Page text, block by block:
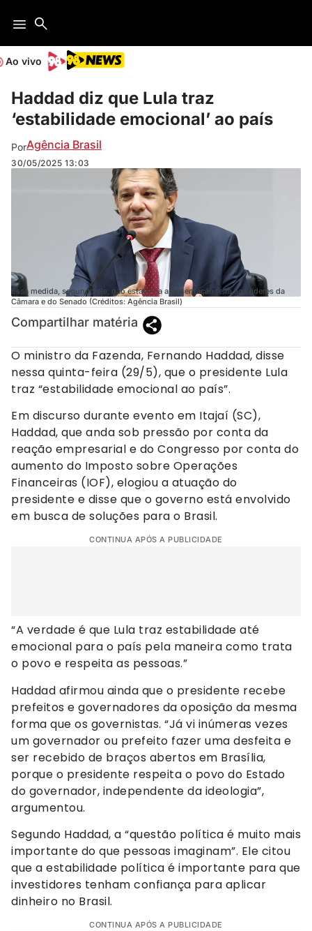
Ao vivo
Haddad diz que Lula traz
‘estabilidade emocional’ ao país
PorAgência Brasil
30/05/2025 13:03
Essa medida, segundo ele, não estava na apresentação feita aos líderes da
Câmara e do Senado (Créditos: Agência Brasil)
Compartilhar matéria
O ministro da Fazenda, Fernando Haddad, disse
nessa quinta-feira (29/5), que o presidente Lula
traz “estabilidade emocional ao país”.
Em discurso durante evento em Itajaí (SC),
Haddad, que anda sob pressão por conta da
reação empresarial e do Congresso por conta do
aumento do Imposto sobre Operações
Financeiras (IOF), elogiou a atuação do
presidente e disse que o governo está envolvido
em busca de soluções para o Brasil.
CONTINUA APÓS A PUBLICIDADE
“A verdade é que Lula traz estabilidade até
emocional para o país pela maneira como trata
o povo e respeita as pessoas.”
Haddad afirmou ainda que o presidente recebe
prefeitos e governadores da oposição da mesma
forma que os governistas. “Já vi inúmeras vezes
um governador ou prefeito fazer uma desfeita e
ser recebido de braços abertos em Brasília,
porque o presidente respeita o povo do Estado
do governador, independente da ideologia”,
argumentou.
Segundo Haddad, a “questão política é muito mais
importante do que pessoas imaginam”. Ele citou
que a estabilidade política é importante para que
investidores tenham confiança para aplicar
dinheiro no Brasil.
CONTINUA APÓS A PUBLICIDADE